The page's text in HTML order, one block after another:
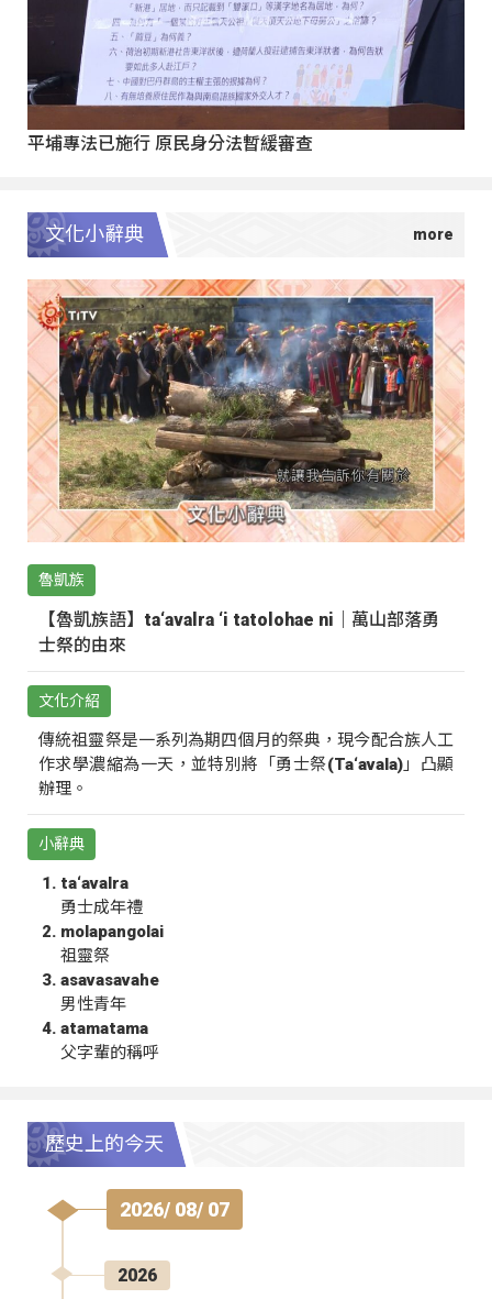
平埔專法已施行 原民身分法暫緩審查
文化小辭典
魯凱族
【魯凱族語】ta‘avalra ‘i tatolohae ni｜萬山部落勇
士祭的由來
文化介紹
傳統祖靈祭是一系列為期四個月的祭典，現今配合族人工
作求學濃縮為一天，並特別將「勇士祭(Ta‘avala)」凸顯
辦理。
小辭典
ta‘avalra
勇士成年禮
molapangolai
祖靈祭
asavasavahe
男性青年
atamatama
父字輩的稱呼
歷史上的今天
2026/ 08/ 07
2026